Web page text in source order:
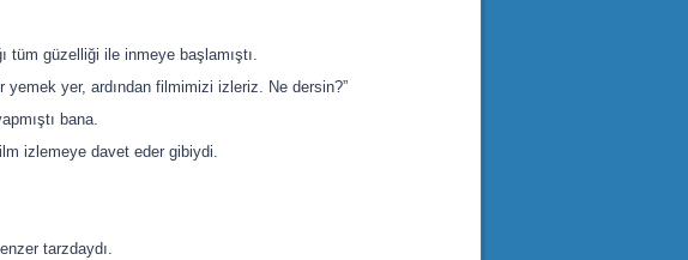
tüm güzelliği ile inmeye başlamıştı.
yer, ardından filmimizi izleriz. Ne dersin?”
bana.
izlemeye davet eder gibiydi.
tarzdaydı.